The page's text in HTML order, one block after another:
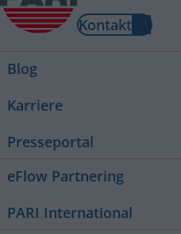
Kontakt
Blog
Karriere
Presseportal
eFlow Partnering
PARI International